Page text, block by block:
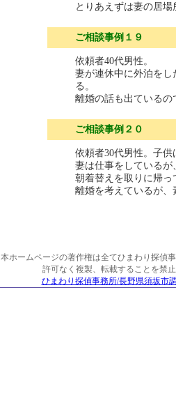
とりあえずは妻の居
ご相談事例１９
依頼者40代男性。
妻が連休中に外泊を
る。
離婚の話も出ている
ご相談事例２０
依頼者30代男性。子
妻は仕事をしている
朝着替えを取りに帰
離婚を考えているが
本ホームページの著作権は全てひまわり探偵
許可なく複製、転載することを禁
ひまわり探偵事務所/長野県須坂市